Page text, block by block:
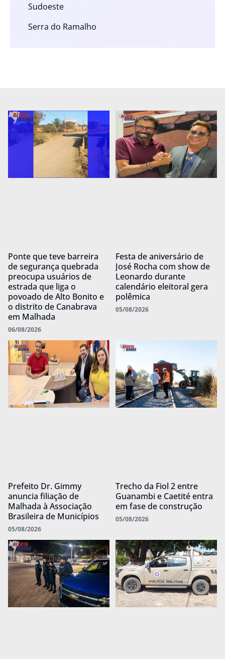
Sudoeste
Serra do Ramalho
Ponte que teve barreira
de segurança quebrada
preocupa usuários de
estrada que liga o
povoado de Alto Bonito e
o distrito de Canabrava
em Malhada
06/08/2026
Festa de aniversário de
José Rocha com show de
Leonardo durante
calendário eleitoral gera
polêmica
05/08/2026
Prefeito Dr. Gimmy
anuncia filiação de
Malhada à Associação
Brasileira de Municípios
05/08/2026
Trecho da Fiol 2 entre
Guanambi e Caetité entra
em fase de construção
05/08/2026